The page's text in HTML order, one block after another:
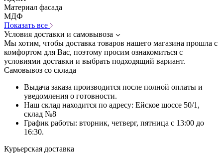
Материал фасада
МДФ
Показать все
Условия доставки и самовывоза
Мы хотим, чтобы доставка товаров нашего магазина прошла с
комфортом для Вас, поэтому просим ознакомиться с
условиями доставки и выбрать подходящий вариант.
Самовывоз со склада
Выдача заказа производится после полной оплаты и
уведомления о готовности.
Наш склад находится по адресу: Ейское шоссе 50/1,
склад №8
График работы: вторник, четверг, пятница с 13:00 до
16:30.
Курьерская доставка